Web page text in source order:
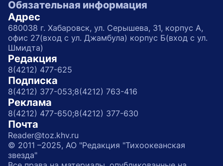
Обязательная информация
Адрес
680038 г. Хабаровск, ул. Серышева, 31, корпус А,
офис 27(вход с ул. Джамбула) корпус Б(вход с ул.
Шмидта)
Редакция
8(4212) 477-625
Подписка
8(4212) 377-053;8(4212) 763-416
Реклама
8(4212) 477-650;8(4212) 377-630
Почта
Reader@toz.khv.ru
© 2011 –2025, АО "Редакция "Тихоокеанская
звезда"